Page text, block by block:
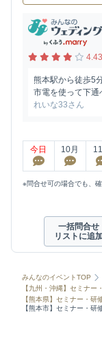
熊本駅から徒歩5
市電を使って下通
れいな33さん
今日 10月 11
※問合せ可の場合でも、
一括問合せ
リストに追加
みんなのイベントTOP
【九州・沖縄】セミナー
【熊本県】セミナー・研
【熊本市】セミナー・研